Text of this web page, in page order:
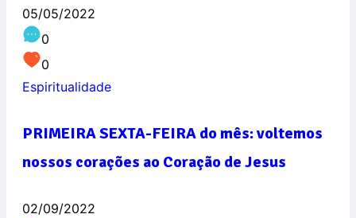
05/05/2022
0
0
Espiritualidade
PRIMEIRA SEXTA-FEIRA do mês: voltemos
nossos corações ao Coração de Jesus
02/09/2022